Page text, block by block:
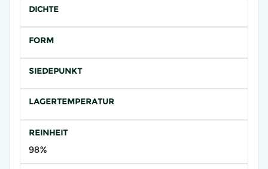
DICHTE
FORM
SIEDEPUNKT
LAGERTEMPERATUR
REINHEIT
98%